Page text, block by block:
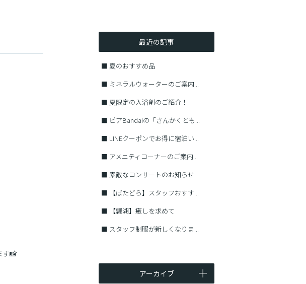
す📸
最近の記事
■ 夏のおすすめ品
■ ミネラルウォーターのご案内...
■ 夏限定の入浴剤のご紹介！
■ ピアBandaiの「さんかくとも...
■ LINEクーポンでお得に宿泊い...
■ アメニティコーナーのご案内...
■ 素敵なコンサートのお知らせ
■
【ばたどら】スタッフおすす...
■
【瓢湖】癒しを求めて
■ スタッフ制服が新しくなりま...
アーカイブ